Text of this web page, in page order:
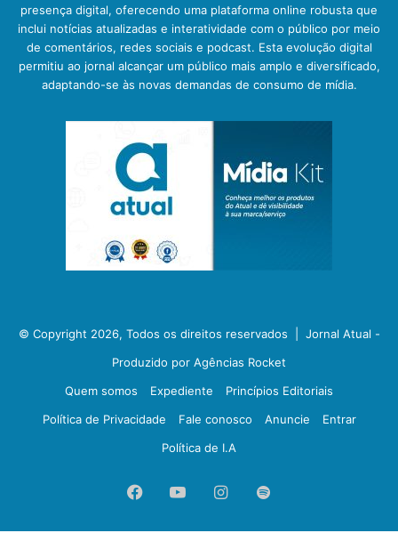
presença digital, oferecendo uma plataforma online robusta que
inclui notícias atualizadas e interatividade com o público por meio
de comentários, redes sociais e podcast. Esta evolução digital
permitiu ao jornal alcançar um público mais amplo e diversificado,
adaptando-se às novas demandas de consumo de mídia.
© Copyright 2026, Todos os direitos reservados | Jornal Atual -
Produzido por Agências Rocket
Quem somos
Expediente
Princípios Editoriais
Política de Privacidade
Fale conosco Anuncie
Entrar
Política de I.A
FacebookYouTubeInstagram
Spotify